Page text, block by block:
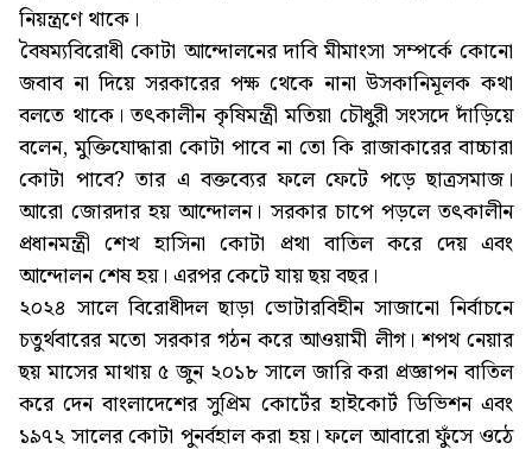
নিয়ন্ত্রণে থাকে।
বৈষম্যবিরোধী কোটা আন্দোলনের দাবি মীমাংসা সম্পর্কে কোনো
জবাব না দিয়ে সরকারের পক্ষ থেকে নানা উসকানিমূলক কথা
বলতে থাকে। তৎকালীন কৃষিমন্ত্রী মতিয়া চৌধুরী সংসদে দাঁড়িয়ে
বলেন, মুক্তিযোদ্ধারা কোটা পাবে না তো কি রাজাকারের বাচ্চারা
কোটা পাবে? তার এ বক্তব্যের ফলে ফেটে পড়ে ছাত্রসমাজ।
আরো জোরদার হয় আন্দোলন। সরকার চাপে পড়লে তৎকালীন
প্রধানমন্ত্রী শেখ হাসিনা কোটা প্রথা বাতিল করে দেয় এবং
আন্দোলন শেষ হয়। এরপর কেটে যায় ছয় বছর।
২০২৪ সালে বিরোধীদল ছাড়া ভোটারবিহীন সাজানো নির্বাচনে
চতুর্থবারের মতো সরকার গঠন করে আওয়ামী লীগ। শপথ নেয়ার
ছয় মাসের মাথায় ৫ জুন ২০১৮ সালে জারি করা প্রজ্ঞাপন বাতিল
করে দেন বাংলাদেশের সুপ্রিম কোর্টের হাইকোর্ট ডিভিশন এবং
১৯৭২ সালের কোটা পুনর্বহাল করা হয়। ফলে আবারো ফুঁসে ওঠে